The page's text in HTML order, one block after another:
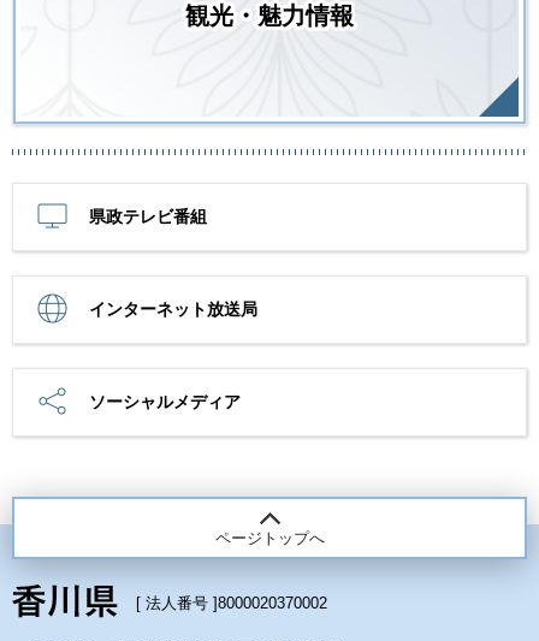
観光・魅力情報
県政テレビ番組
インターネット放送局
ソーシャルメディア
ページトップへ
[ 法人番号 ]8000020370002